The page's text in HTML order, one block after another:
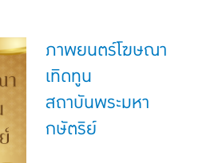
ภาพยนตร์โฆษณา
เทิดทูน
สถาบันพระมหา
กษัตริย์